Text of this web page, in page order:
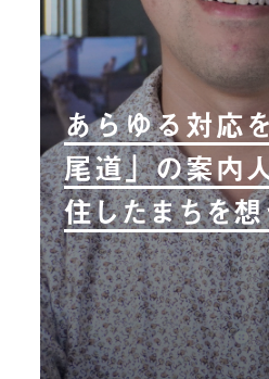
あらゆる対応
尾道」の案内
住したまちを